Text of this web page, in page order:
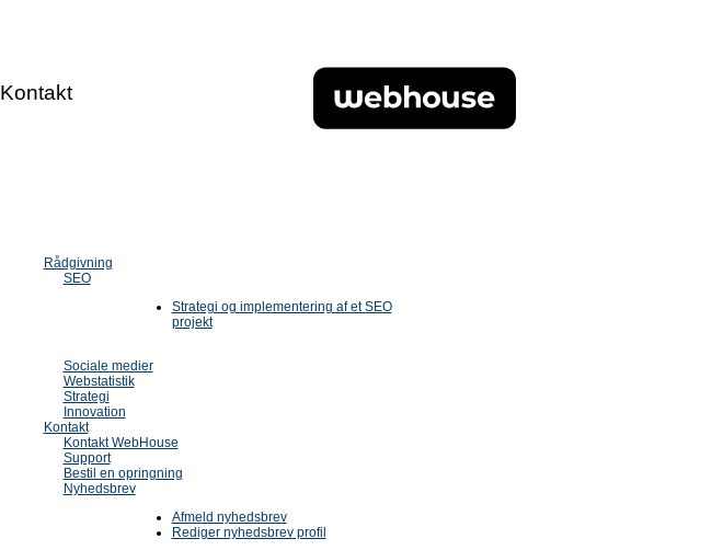
Kontakt
Rådgivning
SEO
Strategi og implementering af et SEO
projekt
Sociale medier
Webstatistik
Strategi
Innovation
Kontakt
Kontakt WebHouse
Support
Bestil en opringning
Nyhedsbrev
Afmeld nyhedsbrev
Rediger nyhedsbrev profil